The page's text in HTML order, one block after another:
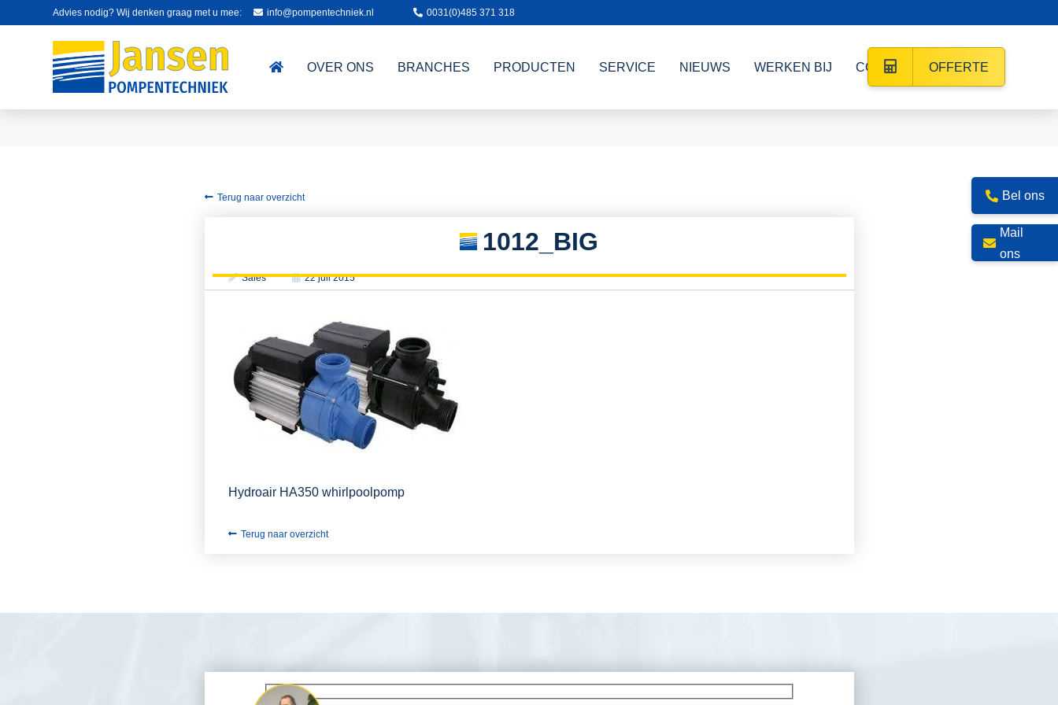
Advies nodig? Wij denken graag met u mee: info@pompentechniek.nl 0031(0)485 371 318
OVER ONS BRANCHES PRODUCTEN SERVICE NIEUWS WERKEN BIJ CONTACT OFFERTE
Terug naar overzicht
1012_BIG
Sales 22 juli 2015
Hydroair HA350 whirlpoolpomp
Terug naar overzicht
Bel ons
Mail
ons